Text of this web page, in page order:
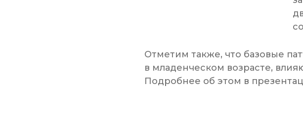
Отметим также, что базовые
в младенческом возрасте,
Подробнее об этом в